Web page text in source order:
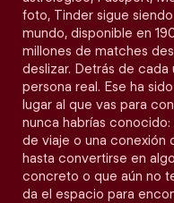
foto, Tinder sigue
mundo, disponible en
millones de matches
deslizar. Detrás de
persona real. Ese ha
lugar al que vas para
nunca habrías
de viaje o una conexión
hasta convertirse en
concreto o que aún no
da el espacio para